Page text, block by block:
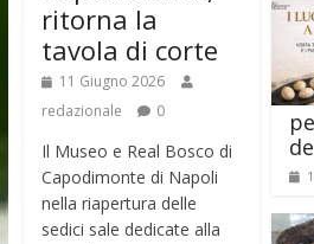
ritorna la
tavola di corte
11 Giugno 2026
redazionale
0
Il Museo e Real Bosco di
Capodimonte di Napoli
nella riapertura delle
sedici sale dedicate alla